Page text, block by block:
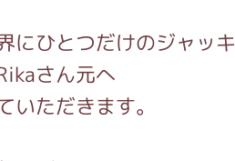
にひとつだけのジャッ
さん元へ
いただきます。